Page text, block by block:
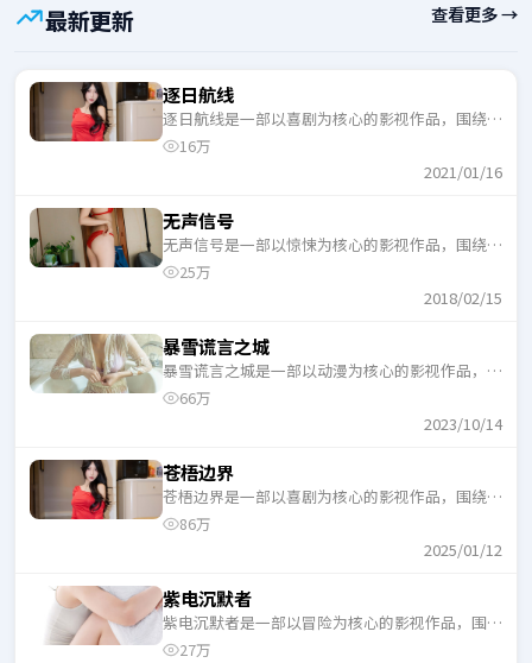
最新更新 查看更多 →
逐日航线
逐日航线是一部以喜剧为核心的影视作品，围绕危
机、反转与人物成长展开，整体节奏紧凑，适合一
16万
2021/01/16
无声信号
无声信号是一部以惊悚为核心的影视作品，围绕危
机、反转与人物成长展开，整体节奏紧凑，适合一
25万
2018/02/15
暴雪谎言之城
暴雪谎言之城是一部以动漫为核心的影视作品，围
绕危机、反转与人物成长展开，整体节奏紧凑，适
66万
2023/10/14
苍梧边界
苍梧边界是一部以喜剧为核心的影视作品，围绕危
机、反转与人物成长展开，整体节奏紧凑，适合一
86万
2025/01/12
紫电沉默者
紫电沉默者是一部以冒险为核心的影视作品，围绕
危机、反转与人物成长展开，整体节奏紧凑，适合
27万